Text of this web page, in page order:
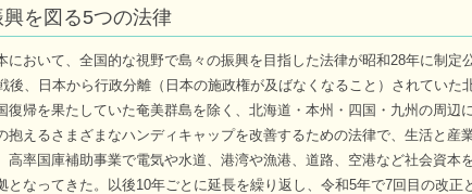
を図る5つの法律
おいて、全国的な視野で島々の振興を目指した法律が昭和28年に制定
後、日本から行政分離（日本の施政権が及ばなくなること）されていた
復帰を果たしていた奄美群島を除く、北海道・本州・四国・九州の周辺
抱えるさまざまなハンディキャップを改善するための法律で、生活と産
高率国庫補助事業で電気や水道、港湾や漁港、道路、空港など社会資本
となってきた。以後10年ごとに延長を繰り返し、令和5年で7回目の改正